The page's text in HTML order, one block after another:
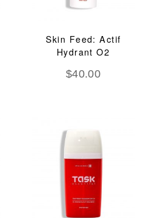
Skin Feed: Actif
Hydrant O2
$40.00